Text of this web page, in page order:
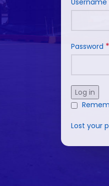
Password *
Log in
Lost your